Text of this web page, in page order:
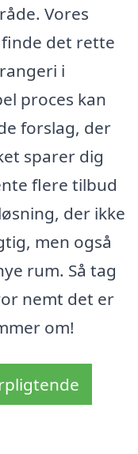
Vores
det rette
i
proces kan
forslag, der
sparer dig
flere tilbud
der ikke
men også
rum. Så tag
nemt det er
om!